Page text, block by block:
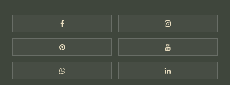
Facebook Templo de Buda Instagram
Pinterest Templo de Buda YouTube Templo
WhatsApp Templo de Buda LinkedIn Templo